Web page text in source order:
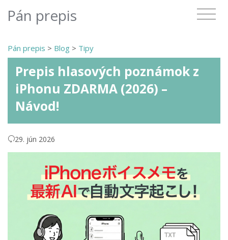
Pán prepis
Pán prepis > Blog > Tipy
Prepis hlasových poznámok z
iPhonu ZDARMA (2026) –
Návod!
29. jún 2026